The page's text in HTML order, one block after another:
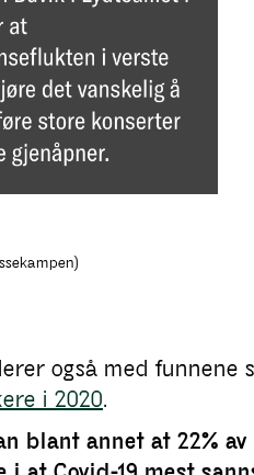
også med funnene
i 2020.
blant annet at 22%